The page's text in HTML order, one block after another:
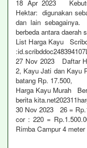
18 Apr 2023
Hektar: digunakan
dan lain sebagainya.
berbeda antara daerah
List Harga Kayu
27 Nov 2023 Daftar
2, Kayu Jati dan Kayu
batang Rp. 17.500,
Harga Kayu Murah
berita
30 Nov 2023 26 =
cor : 220 =
Rimba Campur 4 meter